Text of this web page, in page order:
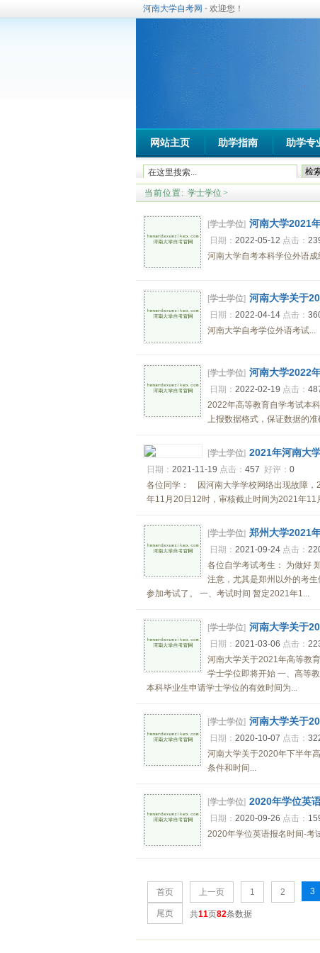
河南大学自考网 - 欢迎您！
网站主页 助学指南 助学专
当前位置: 学士学位 >
[学士学位] 河南大学2021
日期： 2022-05-12 点击：
河南大学自考本科学位外语成
[学士学位] 河南大学关于
日期： 2022-04-14 点击：
河南大学自考学位外语考试...
[学士学位] 河南大学2022
日期： 2022-02-19 点击：
2022年高等教育自学考试本
上报数据格式，保证数据的
[学士学位] 2021年河南大
日期： 2021-11-19 点击： 457 好评： 0
各位同学： 因河南大学学校网络出现故障，
年11月20日12时，审核截止时间为2021年11
[学士学位] 郑州大学2021
日期： 2021-09-24 点击：
各位自学考试考生： 为做好
注意，尤其是郑州以外的考
参加考试了。 一、考试时间 暂定2021年1...
[学士学位] 河南大学关于
日期： 2021-03-06 点击：
河南大学关于2021年高等教
学士学位即将开始 一、高等
本科毕业生申请学士学位的有效时间为...
[学士学位] 河南大学关于
日期： 2020-10-07 点击：
河南大学关于2020年下半年
条件和时间...
[学士学位] 2020年学位英
日期： 2020-09-26 点击：
2020年学位英语报名时间-考
首页 上一页 1 2 3
尾页 共11页82条数据